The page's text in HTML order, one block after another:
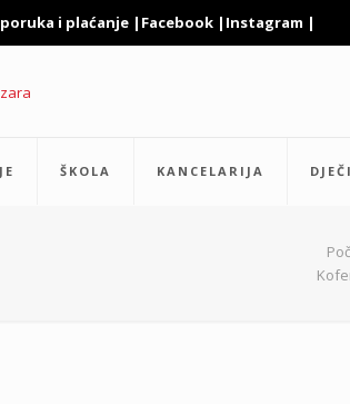
i plaćanje | Facebook | Instagram |
ŠKOLA KANCELARIJA